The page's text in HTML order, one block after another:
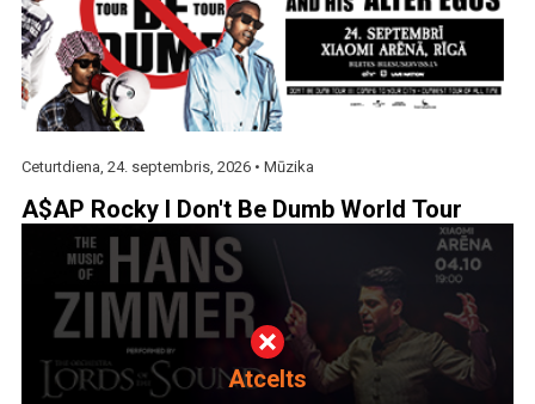
Ceturtdiena, 24. septembris, 2026 • Mūzika
A$AP Rocky I Don't Be Dumb World Tour
Atcelts